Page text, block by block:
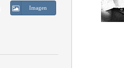
Imagen